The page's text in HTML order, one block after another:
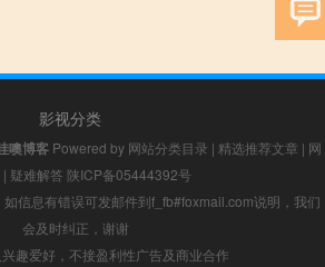
影视分类
噢博客 Powered by 网站分类目录 | 精选推荐文章 | 网
| 疑难解答 陕ICP备05444392号
信息有错误可发邮件到f_fb#foxmail.com说明，我们
会及时纠正，谢谢
趣爱好，不接盈利性广告及商业合作